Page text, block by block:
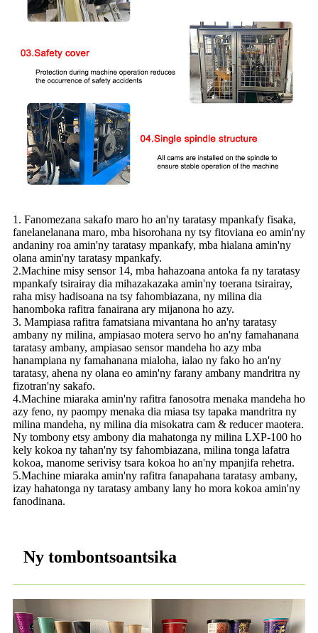
1. Fanomezana sakafo maro ho an'ny taratasy mpankafy fisaka,
fanelanelanana maro, mba hisorohana ny tsy fitoviana eo amin'ny
andaniny roa amin'ny taratasy mpankafy, mba hialana amin'ny
olana amin'ny taratasy mpankafy.
2.Machine misy sensor 14, mba hahazoana antoka fa ny taratasy
mpankafy tsirairay dia mihazakazaka amin'ny toerana tsirairay,
raha misy hadisoana na tsy fahombiazana, ny milina dia
hanomboka rafitra fanairana ary mijanona ho azy.
3. Mampiasa rafitra famatsiana mivantana ho an'ny taratasy
ambany ny milina, ampiasao motera servo ho an'ny famahanana
taratasy ambany, ampiasao sensor mandeha ho azy mba
hanampiana ny famahanana mialoha, ialao ny fako ho an'ny
taratasy, ahena ny olana eo amin'ny farany ambany mandritra ny
fizotran'ny sakafo.
4.Machine miaraka amin'ny rafitra fanosotra menaka mandeha ho
azy feno, ny paompy menaka dia miasa tsy tapaka mandritra ny
milina mandeha, ny milina dia misokatra cam & reducer maotera.
Ny tombony etsy ambony dia mahatonga ny milina LXP-100 ho
kely kokoa ny tahan'ny tsy fahombiazana, milina tonga lafatra
kokoa, manome serivisy tsara kokoa ho an'ny mpanjifa rehetra.
5.Machine miaraka amin'ny rafitra fanapahana taratasy ambany,
izay hahatonga ny taratasy ambany lany ho mora kokoa amin'ny
fanodinana.
Ny tombontsoantsika